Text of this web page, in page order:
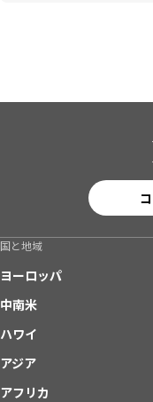
国と地域
ヨーロッパ
中南米
ハワイ
アジア
アフリカ